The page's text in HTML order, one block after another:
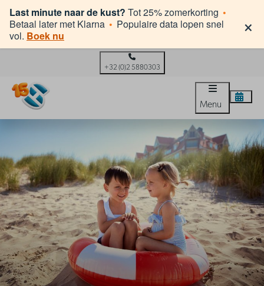
Last minute naar de kust? Tot 25% zomerkorting •
Betaal later met Klarna • Populaire data lopen snel
vol. Boek nu ×
+32 (0)2 5880303
Menu